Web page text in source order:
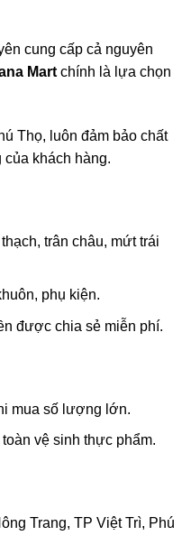
cung cấp cả nguyên
Mart chính là lựa chọn
Thọ, luôn đảm bảo chất
khách hàng.
trân châu, mứt trái
phụ kiện.
được chia sẻ miễn phí.
mua số lượng lớn.
vệ sinh thực phẩm.
Trang, TP Việt Trì, Phú